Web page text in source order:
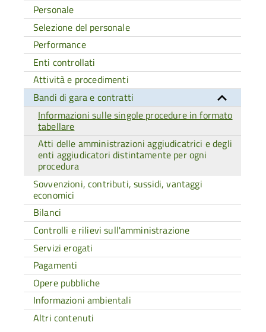
Personale
Selezione del personale
Performance
Enti controllati
Attività e procedimenti
Bandi di gara e contratti
Informazioni sulle singole procedure in formato
tabellare
Atti delle amministrazioni aggiudicatrici e degli
enti aggiudicatori distintamente per ogni
procedura
Sovvenzioni, contributi, sussidi, vantaggi
economici
Bilanci
Controlli e rilievi sull'amministrazione
Servizi erogati
Pagamenti
Opere pubbliche
Informazioni ambientali
Altri contenuti